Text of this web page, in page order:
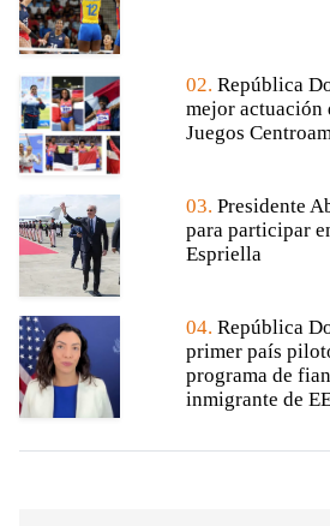
02. República
mejor actuación
Juegos
03. Presidente
para participar
Espriella
04. República
primer país
programa de
inmigrante de